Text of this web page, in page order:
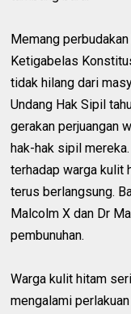
Memang
Ketigabelas
tidak hilang dari
Undang Hak Sipil
gerakan perjuangan
hak-hak sipil
terhadap warga kulit
terus berlangsung.
Malcolm X dan Dr
pembunuhan.
Warga kulit hitam
mengalami